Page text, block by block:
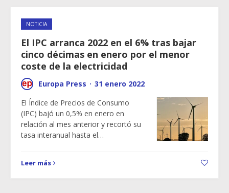
NOTICIA
El IPC arranca 2022 en el 6% tras bajar
cinco décimas en enero por el menor
coste de la electricidad
Europa Press · 31 enero 2022
El Índice de Precios de Consumo
(IPC) bajó un 0,5% en enero en
relación al mes anterior y recortó su
tasa interanual hasta el…
Leer más